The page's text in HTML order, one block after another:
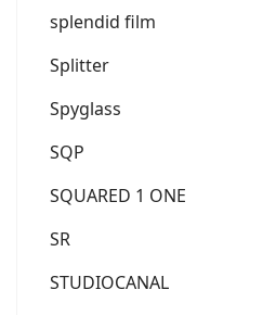
splendid film
Splitter
Spyglass
SQP
SQUARED 1 ONE
SR
STUDIOCANAL